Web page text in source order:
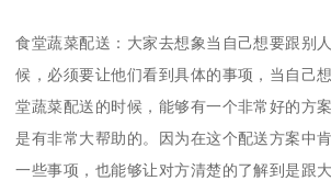
食堂蔬菜配送：大家去想象当自己想要跟别
候，必须要让他们看到具体的事项，当自己
堂蔬菜配送的时候，能够有一个非常好的方
是有非常大帮助的。因为在这个配送方案中
一些事项，也能够让对方清楚的了解到是跟